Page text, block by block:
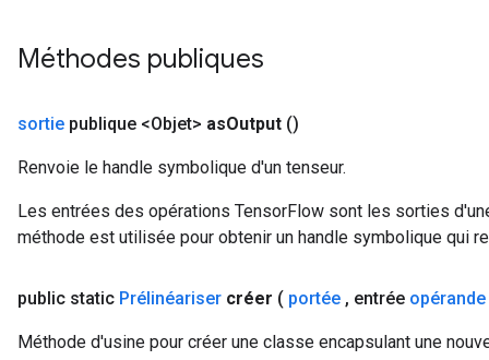
Méthodes publiques
sortie publique <Objet> asOutput ()
Renvoie le handle symbolique d'un tenseur.
Les entrées des opérations TensorFlow sont les sorties
méthode est utilisée pour obtenir un handle symbolique qui
public static Prélinéariser créer ( portée , entrée opérande
Méthode d'usine pour créer une classe encapsulant une